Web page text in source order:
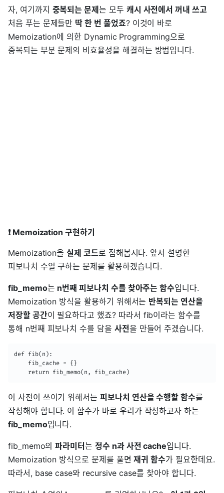
자, 여기까지 중복되는 문제는 모두 캐시 사전에서 꺼내 쓰고
처음 푸는 문제들만 딱 한 번 풀었죠? 이것이 바로
Memoization에 의한 Dynamic Programming으로
중복되는 부분 문제의 비효율성을 해결하는 방법입니다.
❗ Memoization 구현하기
Memoization을실제 코드로 접해봅시다. 앞서 설명한
피보나치 수열 구하는 문제를 활용하겠습니다.
fib_memo는 n번째 피보나치 수를 찾아주는 함수입니다.
Memoization 방식을 활용하기 위해서는 반복되는 연산을
저장할 공간이 필요하다고 했죠? 따라서 fib이라는 함수를
통해 n번째 피보나치 수를 담을 사전을 만들어 주겠습니다.
def fib(n):
    fib_cache = {}
    return fib_memo(n, fib_cache)
이 사전이 쓰이기 위해서는피보나치 연산을 수행할 함수를
작성해야 합니다. 이 함수가 바로 우리가 작성하고자 하는
fib_memo입니다.
fib_memo의파라미터는 정수 n과 사전 cache입니다.
Memoization 방식으로 문제를 풀면재귀 함수가 필요한데요.
따라서, base case와 recursive case를 찾아야 합니다.